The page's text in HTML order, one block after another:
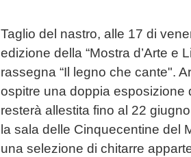
Taglio del nastro, alle 17 di
edizione della “Mostra d’Arte e
rassegna “Il legno che cante".
ospitre una doppia esposizione
resterà allestita fino al 22
la sala delle Cinquecentine del
una selezione di chitarre